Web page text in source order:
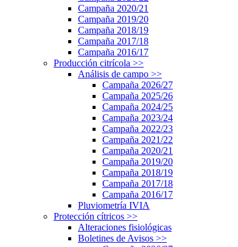
Campaña 2020/21
Campaña 2019/20
Campaña 2018/19
Campaña 2017/18
Campaña 2016/17
Producción citrícola >>
Análisis de campo >>
Campaña 2026/27
Campaña 2025/26
Campaña 2024/25
Campaña 2023/24
Campaña 2022/23
Campaña 2021/22
Campaña 2020/21
Campaña 2019/20
Campaña 2018/19
Campaña 2017/18
Campaña 2016/17
Pluviometría IVIA
Protección cítricos >>
Alteraciones fisiológicas
Boletines de Avisos >>